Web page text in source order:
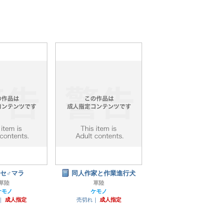
セ♂マラ
陸
モノ
成人指定
同人作家と作業進行犬
草陸
ケモノ
売切れ｜
成人指定